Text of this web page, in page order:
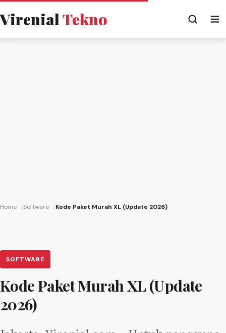
VirenialTekno
Home Software Kode Paket Murah XL (Update 2026)
SOFTWARE
Kode Paket Murah XL (Update
2026)